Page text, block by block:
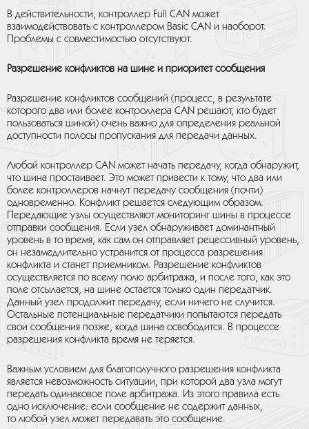
В действительности, контроллер Full CAN может
взаимодействовать с контроллером Basic CAN и наоборот.
Проблемы с совместимостью отсутствуют.
Разрешение конфликтов на шине и приоритет сообщения
Разрешение конфликтов сообщений (процесс, в результате
которого два или более контроллера CAN решают, кто будет
пользоваться шиной) очень важно для определения реальной
доступности полосы пропускания для передачи данных.
Любой контроллер CAN может начать передачу, когда обнаружит,
что шина простаивает. Это может привести к тому, что два или
более контроллеров начнут передачу сообщения (почти)
одновременно. Конфликт решается следующим образом.
Передающие узлы осуществляют мониторинг шины в процессе
отправки сообщения. Если узел обнаруживает доминантный
уровень в то время, как сам он отправляет рецессивный уровень,
он незамедлительно устранится от процесса разрешения
конфликта и станет приемником. Разрешение конфликтов
осуществляется по всему полю арбитража, и после того, как это
поле отсылается, на шине остается только один передатчик.
Данный узел продолжит передачу, если ничего не случится.
Остальные потенциальные передатчики попытаются передать
свои сообщения позже, когда шина освободится. В процессе
разрешения конфликта время не теряется.
Важным условием для благополучного разрешения конфликта
является невозможность ситуации, при которой два узла могут
передать одинаковое поле арбитража. Из этого правила есть
одно исключение: если сообщение не содержит данных,
то любой узел может передавать это сообщение.